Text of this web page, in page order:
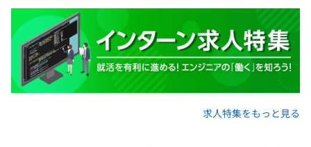
求人特集をもっと見る